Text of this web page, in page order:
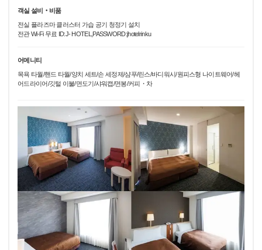
객실 설비‧비품
전실 플라즈마 클러스터 가습 공기 청정기 설치
전관 Wi-Fi 무료 ID:J- HOTEL,PASSWORD:jhotelrinku
어메니티
목욕 타월/핸드 타월/양치 세트/손 세정제/샴푸/린스/바디워시/원피스형 나이트웨어/헤
어드라이어/깃털 이불/면도기/샤워캡/면봉/커피・차